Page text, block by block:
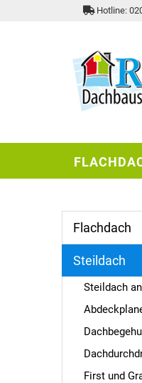
Hotline:
Flachdach
Steildach
Steildach
First und